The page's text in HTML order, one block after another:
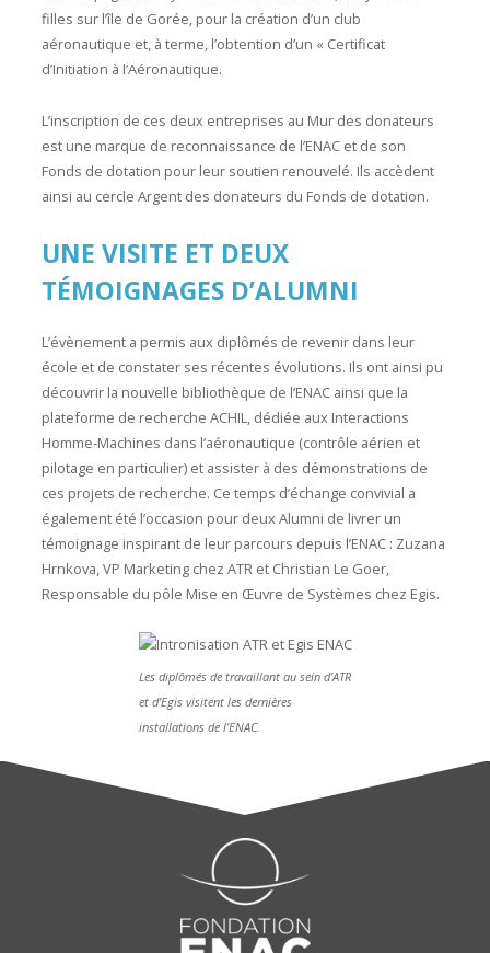
filles sur l’île de Gorée, pour la création d’un club
aéronautique et, à terme, l’obtention d’un « Certificat
d’Initiation à l’Aéronautique.
L’inscription de ces deux entreprises au Mur des donateurs
est une marque de reconnaissance de l’ENAC et de son
Fonds de dotation pour leur soutien renouvelé. Ils accèdent
ainsi au cercle Argent des donateurs du Fonds de dotation.
UNE VISITE ET DEUX
TÉMOIGNAGES D’ALUMNI
L’évènement a permis aux diplômés de revenir dans leur
école et de constater ses récentes évolutions. Ils ont ainsi pu
découvrir la nouvelle bibliothèque de l’ENAC ainsi que la
plateforme de recherche ACHIL, dédiée aux Interactions
Homme-Machines dans l’aéronautique (contrôle aérien et
pilotage en particulier) et assister à des démonstrations de
ces projets de recherche. Ce temps d’échange convivial a
également été l’occasion pour deux Alumni de livrer un
témoignage inspirant de leur parcours depuis l’ENAC : Zuzana
Hrnkova, VP Marketing chez ATR et Christian Le Goer,
Responsable du pôle Mise en Œuvre de Systèmes chez Egis.
Les diplômés de travaillant au sein d’ATR
et d’Egis visitent les dernières
installations de l’ENAC.